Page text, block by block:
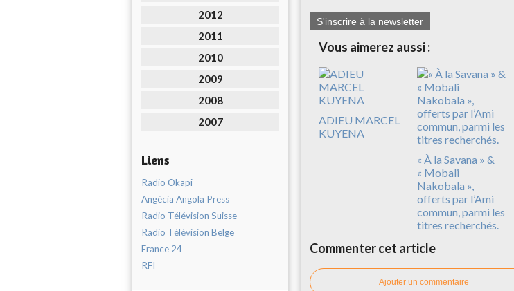
2012
2011
2010
2009
2008
2007
Liens
Radio Okapi
Angêcia Angola Press
Radio Télévision Suisse
Radio Télévision Belge
France 24
RFI
S'inscrire à la newsletter
Vous aimerez aussi :
ADIEU MARCEL
KUYENA
« À la Savana » &
« Mobali
Nakobala »,
offerts par l’Ami
commun, parmi les
titres recherchés.
Commenter cet article
Ajouter un commentaire